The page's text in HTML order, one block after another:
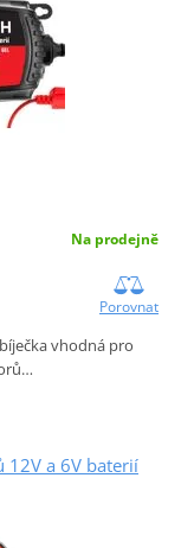
Na prodejně
Porovnat
vhodná pro
12V a 6V baterií